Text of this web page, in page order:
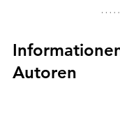
Autoren